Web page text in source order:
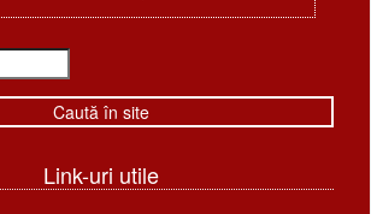
Link-uri utile